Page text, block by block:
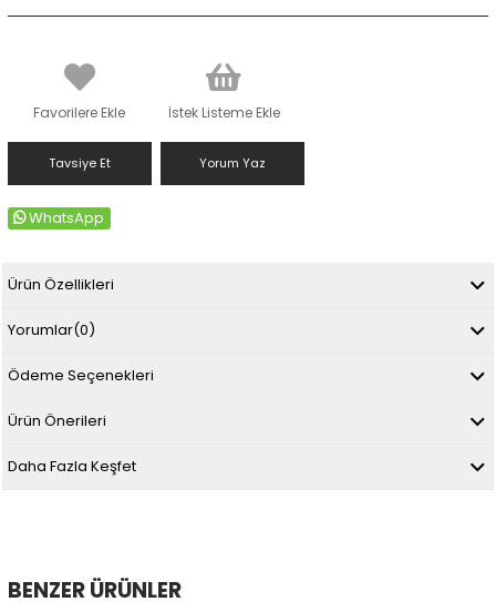
Favorilere Ekle İstek Listeme Ekle
Tavsiye Et Yorum Yaz
WhatsApp
Ürün Özellikleri
Yorumlar(0)
Ödeme Seçenekleri
Ürün Önerileri
Daha Fazla Keşfet
BENZER ÜRÜNLER